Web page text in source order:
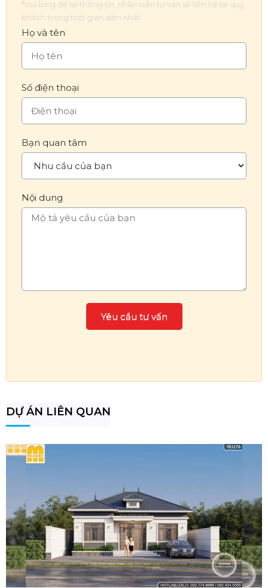
*Vui lòng để lại thông tin, nhân viên tư vấn sẽ liên hệ lại quý
khách trong thời gian sớm nhất
Họ và tên
Số điện thoại
Bạn quan tâm
Nội dung
DỰ ÁN LIÊN QUAN